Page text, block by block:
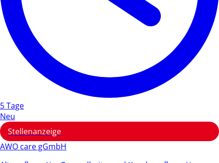
5 Tage
Neu
Stellenanzeige
AWO care gGmbH